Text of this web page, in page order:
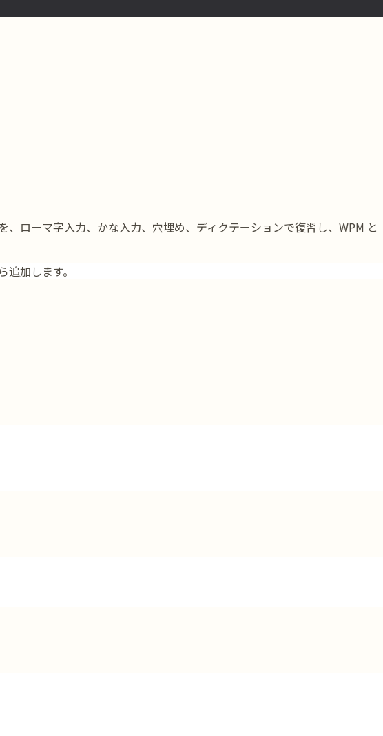
ローマ字入力、かな入力、穴埋め、ディクテーションで復習し、WPM と
加します。